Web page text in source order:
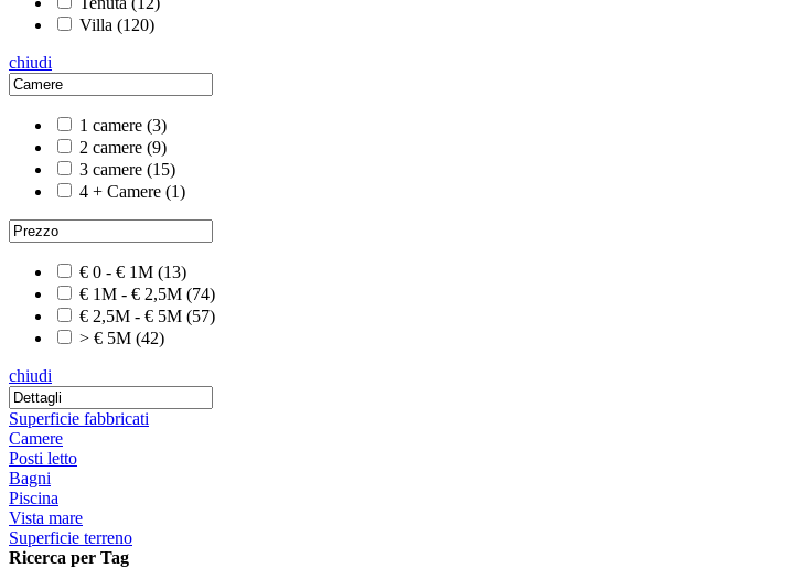
Villa (120)
chiudi
1 camere (3)
2 camere (9)
3 camere (15)
4 + Camere (1)
€ 0 - € 1M (13)
€ 1M - € 2,5M (74)
€ 2,5M - € 5M (57)
> € 5M (42)
chiudi
Superficie fabbricati
Camere
Posti letto
Bagni
Piscina
Vista mare
Superficie terreno
Ricerca per Tag